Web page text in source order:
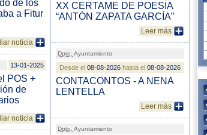
de los
a Fitur
noticia
13-01-2025
POS +
de
noticia
XX CERTAME DE POESÍA
“ANTÓN ZAPATA GARCÍA”
Leer más
Dpto. Ayuntamiento
Desde el 08-08-2026 hasta el 08-08-2026
CONTACONTOS - A NENA
LENTELLA
Leer más
Dpto. Ayuntamiento